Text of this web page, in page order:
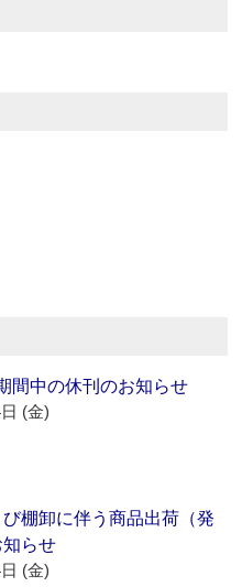
間中の休刊のお知らせ
(金)
棚卸に伴う商品出荷（発
らせ
(金)